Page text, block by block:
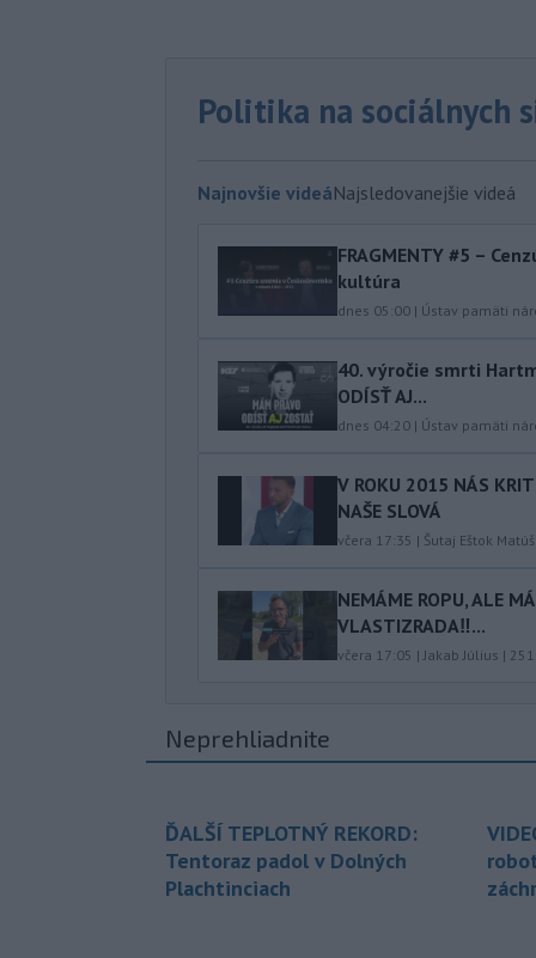
Politika na sociálnych
Najnovšie videáNajsledovanejšie videá
FRAGMENTY #5 –
kultúra
dnes 05:00 | Ústav pamäti
40.⁠ ⁠výročie smrti
ODÍSŤ AJ...
dnes 04:20 | Ústav pamäti
V ROKU 2015 NÁS
NAŠE SLOVÁ
včera 17:35 | Šutaj Eštok Matúš
NEMÁME ROPU, ALE
VLASTIZRADA‼️...
včera 17:05 | Jakab Július |
Neprehliadnite
ĎALŠÍ TEPLOTNÝ REKORD:
Tentoraz padol v Dolných
Plachtinciach